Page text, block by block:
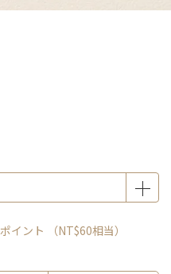
ポイント （NT$60相当）